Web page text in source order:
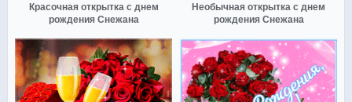
Красочная открытка с днем
рождения Снежана
Необычная открытка с днем
рождения Снежана